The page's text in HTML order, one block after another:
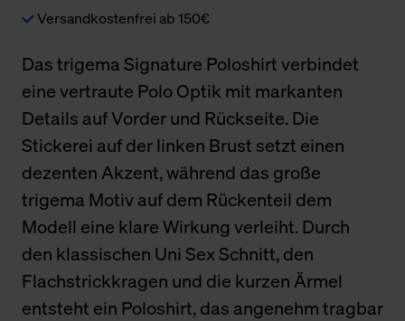
Versandkostenfrei ab 150€
Das trigema Signature Poloshirt verbindet
eine vertraute Polo Optik mit markanten
Details auf Vorder und Rückseite. Die
Stickerei auf der linken Brust setzt einen
dezenten Akzent, während das große
trigema Motiv auf dem Rückenteil dem
Modell eine klare Wirkung verleiht. Durch
den klassischen Uni Sex Schnitt, den
Flachstrickkragen und die kurzen Ärmel
entsteht ein Poloshirt, das angenehm tragbar